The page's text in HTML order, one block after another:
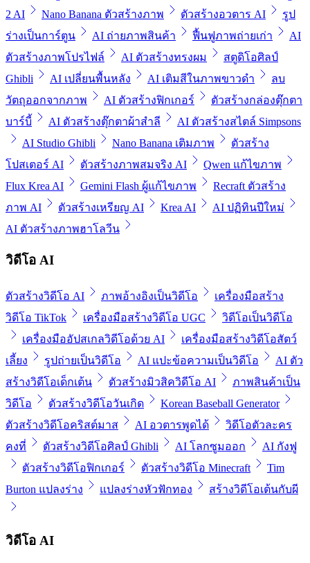
2 AI
Nano Banana ตัวสร้างภาพ ตัวสร้างอวตาร AI
รูป
ร่างเป็นการ์ตูน
AI ถ่ายภาพสินค้า ฟื้นฟูภาพถ่ายเก่า
AI
ตัวสร้างภาพโปรไฟล์
AI ตัวสร้างทรงผม
สตูดิโอศิลป์
Ghibli
AI เปลี่ยนพื้นหลัง AI เติมสีในภาพขาวดำ
ลบ
วัตถุออกจากภาพ
AI ตัวสร้างฟิกเกอร์
ตัวสร้างกล่องตุ๊กตา
บาร์บี้
AI ตัวสร้างตุ๊กตาผ้าสำลี
AI ตัวสร้างสไตล์ Simpsons
AI Studio Ghibli
Nano Banana เติมภาพ
ตัวสร้าง
โปสเตอร์ AI
ตัวสร้างภาพสมจริง AI
Qwen แก้ไขภาพ
Flux Krea AI
Gemini Flash ผู้แก้ไขภาพ
Recraft ตัวสร้าง
ภาพ AI
ตัวสร้างเหรียญ AI Krea AI
AI ปฏิทินปีใหม่
AI ตัวสร้างภาพฮาโลวีน
วิดีโอ AI
ตัวสร้างวิดีโอ AI ภาพอ้างอิงเป็นวิดีโอ
เครื่องมือสร้าง
วิดีโอ TikTok
เครื่องมือสร้างวิดีโอ UGC
วิดีโอเป็นวิดีโอ
เครื่องมืออัปสเกลวิดีโอด้วย AI
เครื่องมือสร้างวิดีโอสัตว์
เลี้ยง
รูปถ่ายเป็นวิดีโอ AI แปะข้อความเป็นวิดีโอ
AI ตัว
สร้างวิดีโอเด็กเต้น
ตัวสร้างมิวสิควิดีโอ AI
ภาพสินค้าเป็น
วิดีโอ
ตัวสร้างวิดีโอวันเกิด
Korean Baseball Generator
ตัวสร้างวิดีโอคริสต์มาส
AI อวตารพูดได้
วิดีโอตัวละคร
คงที่
ตัวสร้างวิดีโอศิลป์ Ghibli AI โลกซูมออก
AI กังฟู
ตัวสร้างวิดีโอฟิกเกอร์
ตัวสร้างวิดีโอ Minecraft
Tim
Burton แปลงร่าง
แปลงร่างหัวฟักทอง สร้างวิดีโอเต้นกับผี
วิดีโอ AI